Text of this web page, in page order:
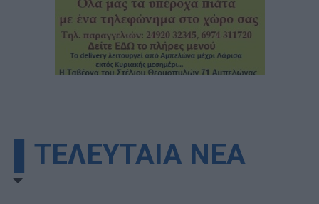
▌ΤΕΛΕΥΤΑΙΑ ΝΕΑ